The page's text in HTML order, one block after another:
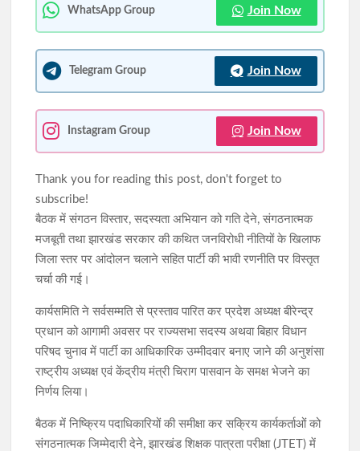
WhatsApp Group Join Now
Telegram Group Join Now
Instagram Group Join Now
Thank you for reading this post, don't forget to
subscribe!
बैठक में संगठन विस्तार, सदस्यता अभियान को गति देने, संगठनात्मक
मजबूती तथा झारखंड सरकार की कथित जनविरोधी नीतियों के खिलाफ
जिला स्तर पर आंदोलन चलाने सहित पार्टी की भावी रणनीति पर विस्तृत
चर्चा की गई।
कार्यसमिति ने सर्वसम्मति से प्रस्ताव पारित कर प्रदेश अध्यक्ष बीरेन्द्र
प्रधान को आगामी अवसर पर राज्यसभा सदस्य अथवा बिहार विधान
परिषद चुनाव में पार्टी का आधिकारिक उम्मीदवार बनाए जाने की अनुशंसा
राष्ट्रीय अध्यक्ष एवं केंद्रीय मंत्री चिराग पासवान के समक्ष भेजने का
निर्णय लिया।
बैठक में निष्क्रिय पदाधिकारियों की समीक्षा कर सक्रिय कार्यकर्ताओं को
संगठनात्मक जिम्मेदारी देने, झारखंड शिक्षक पात्रता परीक्षा (JTET) में